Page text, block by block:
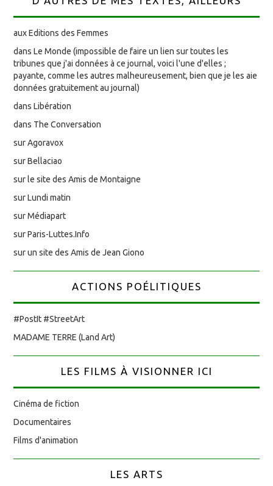
aux Editions des Femmes
dans Le Monde (impossible de faire un lien sur toutes les
tribunes que j'ai données à ce journal, voici l'une d'elles ;
payante, comme les autres malheureusement, bien que je les aie
données gratuitement au journal)
dans Libération
dans The Conversation
sur Agoravox
sur Bellaciao
sur le site des Amis de Montaigne
sur Lundi matin
sur Médiapart
sur Paris-Luttes.Info
sur un site des Amis de Jean Giono
ACTIONS POÉLITIQUES
#PostIt #StreetArt
MADAME TERRE (Land Art)
LES FILMS À VISIONNER ICI
Cinéma de fiction
Documentaires
Films d'animation
LES ARTS